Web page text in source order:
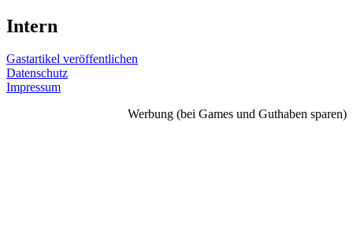
Intern
Gastartikel veröffentlichen
Datenschutz
Impressum
Werbung (bei Games und Guthaben sparen)